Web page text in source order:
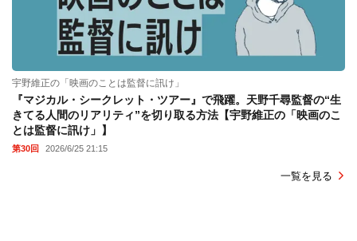
宇野維正の「映画のことは監督に訊け」
『マジカル・シークレット・ツアー』で飛躍。天野千尋監督の“生
きてる人間のリアリティ”を切り取る方法【宇野維正の「映画のこ
とは監督に訊け」】
第30回 2026/6/25 21:15
一覧を見る